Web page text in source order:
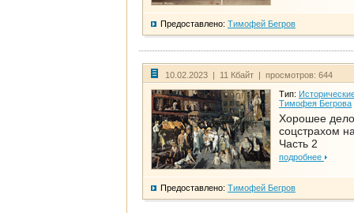
Предоставлено: Тимофей Бегров
10.02.2023 | 11 Кбайт | просмотров: 644
Тип:
Тимофея Бегрова
Хорошее дело
соцстрахом
Часть 2
подробнее
Предоставлено: Тимофей Бегров